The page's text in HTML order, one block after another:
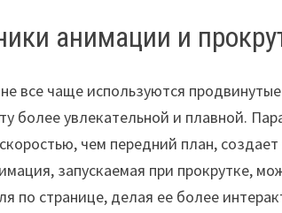
анимации и
все чаще используются
более увлекательной и плавной.
чем передний план,
запускаемая при прокрутке,
по странице, делая ее более